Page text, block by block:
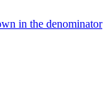
in the denominator